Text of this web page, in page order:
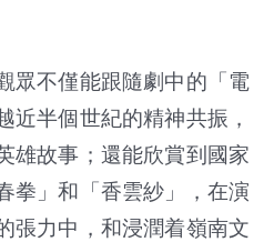
眾不僅能跟隨劇中的「電
近半個世紀的精神共振，
雄故事；還能欣賞到國家
拳」和「香雲紗」，在演
張力中，和浸潤着嶺南文